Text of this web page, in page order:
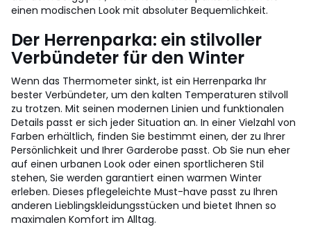
einen modischen Look mit absoluter Bequemlichkeit.
Der Herrenparka: ein stilvoller
Verbündeter für den Winter
Wenn das Thermometer sinkt, ist ein Herrenparka Ihr
bester Verbündeter, um den kalten Temperaturen stilvoll
zu trotzen. Mit seinen modernen Linien und funktionalen
Details passt er sich jeder Situation an. In einer Vielzahl von
Farben erhältlich, finden Sie bestimmt einen, der zu Ihrer
Persönlichkeit und Ihrer Garderobe passt. Ob Sie nun eher
auf einen urbanen Look oder einen sportlicheren Stil
stehen, Sie werden garantiert einen warmen Winter
erleben. Dieses pflegeleichte Must-have passt zu Ihren
anderen Lieblingskleidungsstücken und bietet Ihnen so
maximalen Komfort im Alltag.